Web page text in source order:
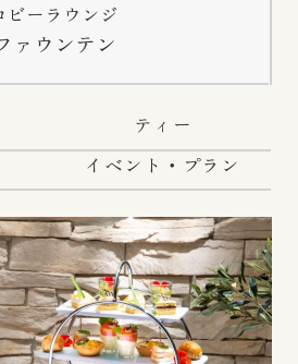
ビーラウンジ
ァウンテン
ティー
イベント・プラン